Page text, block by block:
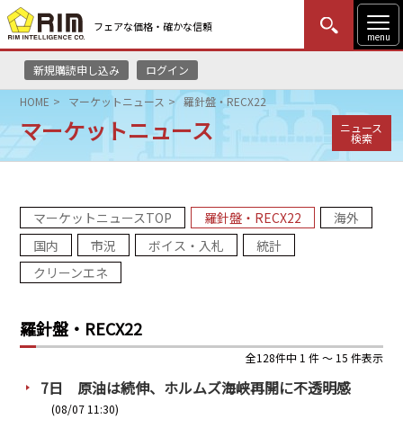
フェアな価格・確かな信頼
menu
新規購読申し込み ログイン
MENU
はじめての方
HOME
リムレポート
メソドロジー
コンサルティング
PRA原則
HOME マーケットニュース 羅針盤・RECX22
マーケットニュース ニュース
検索
マーケットニュースTOP 羅針盤・RECX22
海外
国内
市況 ボイス・入札
統計
クリーンエネ
羅針盤・RECX22
全128件中 1 件 ～ 15 件表示
7日 原油は続伸、ホルムズ海峡再開に不透明感
(08/07 11:30)